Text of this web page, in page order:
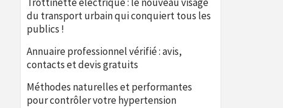
du transport urbain qui conquiert tous les
publics !
Annuaire professionnel vérifié : avis,
contacts et devis gratuits
Méthodes naturelles et performantes
pour contrôler votre hypertension